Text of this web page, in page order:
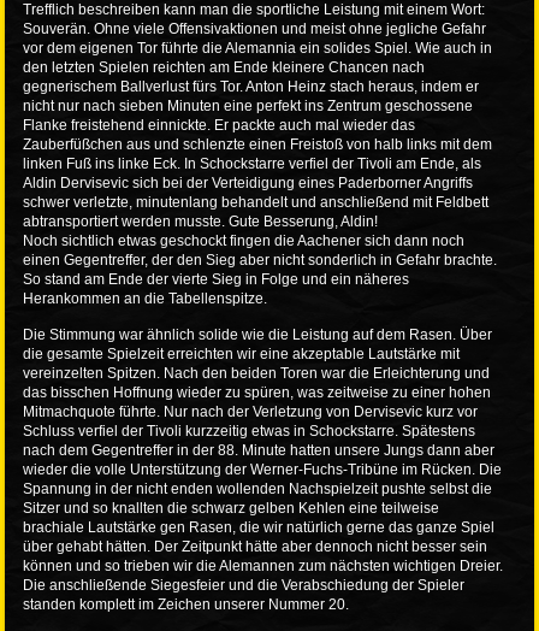
Trefflich beschreiben kann man die sportliche Leistung mit einem Wort:
Souverän. Ohne viele Offensivaktionen und meist ohne jegliche Gefahr
vor dem eigenen Tor führte die Alemannia ein solides Spiel. Wie auch in
den letzten Spielen reichten am Ende kleinere Chancen nach
gegnerischem Ballverlust fürs Tor. Anton Heinz stach heraus, indem er
nicht nur nach sieben Minuten eine perfekt ins Zentrum geschossene
Flanke freistehend einnickte. Er packte auch mal wieder das
Zauberfüßchen aus und schlenzte einen Freistoß von halb links mit dem
linken Fuß ins linke Eck. In Schockstarre verfiel der Tivoli am Ende, als
Aldin Dervisevic sich bei der Verteidigung eines Paderborner Angriffs
schwer verletzte, minutenlang behandelt und anschließend mit Feldbett
abtransportiert werden musste. Gute Besserung, Aldin!
Noch sichtlich etwas geschockt fingen die Aachener sich dann noch
einen Gegentreffer, der den Sieg aber nicht sonderlich in Gefahr brachte.
So stand am Ende der vierte Sieg in Folge und ein näheres
Herankommen an die Tabellenspitze.
Die Stimmung war ähnlich solide wie die Leistung auf dem Rasen. Über
die gesamte Spielzeit erreichten wir eine akzeptable Lautstärke mit
vereinzelten Spitzen. Nach den beiden Toren war die Erleichterung und
das bisschen Hoffnung wieder zu spüren, was zeitweise zu einer hohen
Mitmachquote führte. Nur nach der Verletzung von Dervisevic kurz vor
Schluss verfiel der Tivoli kurzzeitig etwas in Schockstarre. Spätestens
nach dem Gegentreffer in der 88. Minute hatten unsere Jungs dann aber
wieder die volle Unterstützung der Werner-Fuchs-Tribüne im Rücken. Die
Spannung in der nicht enden wollenden Nachspielzeit pushte selbst die
Sitzer und so knallten die schwarz gelben Kehlen eine teilweise
brachiale Lautstärke gen Rasen, die wir natürlich gerne das ganze Spiel
über gehabt hätten. Der Zeitpunkt hätte aber dennoch nicht besser sein
können und so trieben wir die Alemannen zum nächsten wichtigen Dreier.
Die anschließende Siegesfeier und die Verabschiedung der Spieler
standen komplett im Zeichen unserer Nummer 20.